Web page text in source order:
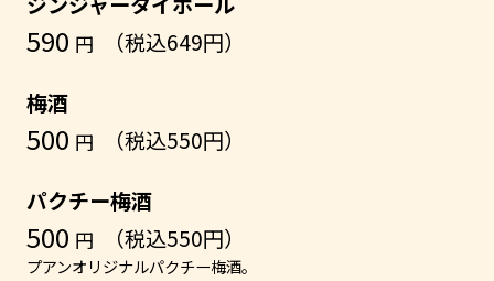
590 円
（税込649円）
梅酒
500 円
（税込550円）
パクチー梅酒
500 円 （税込550円）
プアンオリジナルパクチー梅酒。